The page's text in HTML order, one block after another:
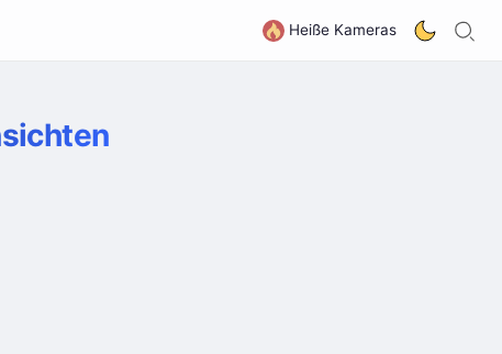
Heiße Kameras